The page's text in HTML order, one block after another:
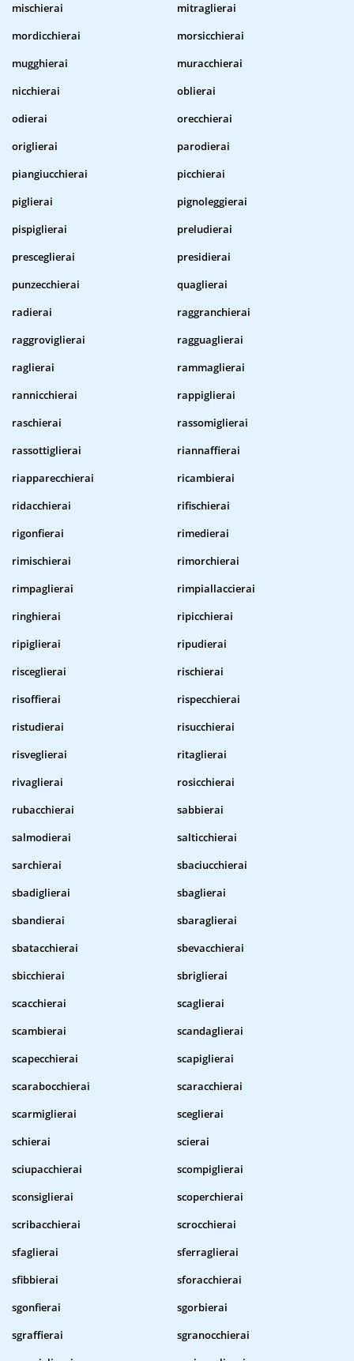
mischierai
mitraglierai
mordicchierai
morsicchierai
mugghierai
muracchierai
nicchierai
oblierai
odierai
orecchierai
origlierai
parodierai
piangiucchierai
picchierai
piglierai
pignoleggierai
pispiglierai
preludierai
presceglierai
presidierai
punzecchierai
quaglierai
radierai
raggranchierai
raggroviglierai
ragguaglierai
raglierai
rammaglierai
rannicchierai
rappiglierai
raschierai
rassomiglierai
rassottiglierai
riannaffierai
riapparecchierai
ricambierai
ridacchierai
rifischierai
rigonfierai
rimedierai
rimischierai
rimorchierai
rimpaglierai
rimpiallaccierai
ringhierai
ripicchierai
ripiglierai
ripudierai
risceglierai
rischierai
risoffierai
rispecchierai
ristudierai
risucchierai
risveglierai
ritaglierai
rivaglierai
rosicchierai
rubacchierai
sabbierai
salmodierai
salticchierai
sarchierai
sbaciucchierai
sbadiglierai
sbaglierai
sbandierai
sbaraglierai
sbatacchierai
sbevacchierai
sbicchierai
sbriglierai
scacchierai
scaglierai
scambierai
scandaglierai
scapecchierai
scapiglierai
scarabocchierai
scaracchierai
scarmiglierai
sceglierai
schierai
scierai
sciupacchierai
scompiglierai
sconsiglierai
scoperchierai
scribacchierai
scrocchierai
sfaglierai
sferraglierai
sfibbierai
sforacchierai
sgonfierai
sgorbierai
sgraffierai
sgranocchierai